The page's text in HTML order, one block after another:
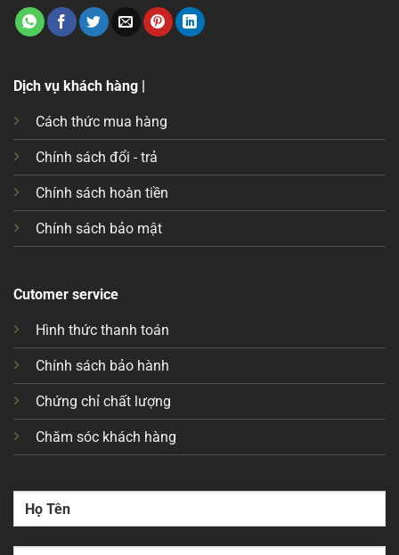
Dịch vụ khách hàng |
Cách thức mua hàng
Chính sách đổi - trả
Chính sách hoàn tiền
Chính sách bảo mật
Cutomer service
Hình thức thanh toán
Chính sách bảo hành
Chứng chỉ chất lượng
Chăm sóc khách hàng